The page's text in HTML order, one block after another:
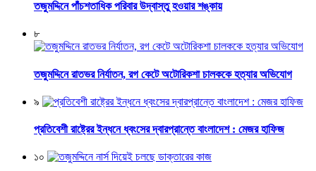
তজুমদ্দিনে পাঁচশতাধিক পরিবার উদ্বাস্তু হওয়ার শঙ্কায়
৮
তজুমদ্দিনে রাতভর নির্যাতন, রগ কেটে অটোরিকশা চালককে হত্যার অভিযোগ
৯
প্রতিবেশী রাষ্ট্রের ইন্ধনে ধ্বংসের দ্বারপ্রান্তে বাংলাদেশ : মেজর হাফিজ
১০